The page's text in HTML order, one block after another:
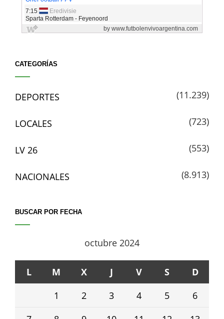
CATEGORÍAS
DEPORTES (11.239)
LOCALES (723)
LV 26 (553)
NACIONALES (8.913)
BUSCAR POR FECHA
octubre 2024
L M X J V S
D
1
2 3 4 5
6